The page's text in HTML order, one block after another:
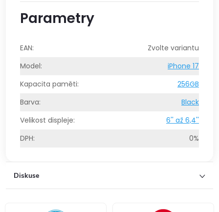
Parametry
EAN:
Zvolte variantu
Model:
iPhone 17
Kapacita paměti:
256GB
Barva:
Black
Velikost displeje:
6'' až 6,4''
DPH: 0%
Diskuse